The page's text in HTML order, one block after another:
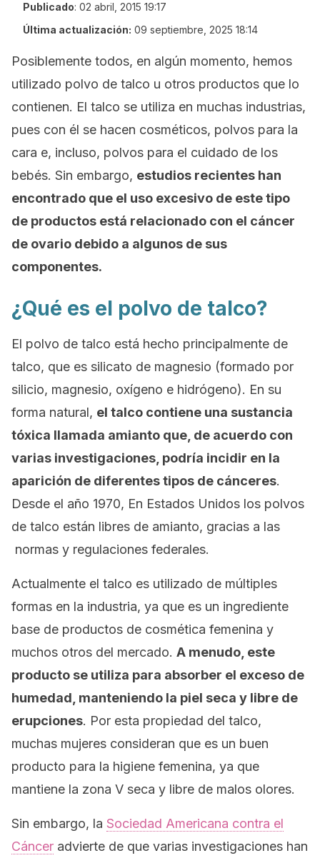
Publicado: 02 abril, 2015 19:17
Última actualización: 09 septiembre, 2025 18:14
Posiblemente todos, en algún momento, hemos
utilizado polvo de talco u otros productos que lo
contienen. El talco se utiliza en muchas industrias,
pues con él se hacen cosméticos, polvos para la
cara e, incluso, polvos para el cuidado de los
bebés. Sin embargo, estudios recientes han
encontrado que el uso excesivo de este tipo
de productos está relacionado con el cáncer
de ovario debido a algunos de sus
componentes.
¿Qué es el polvo de talco?
El polvo de talco está hecho principalmente de
talco, que es silicato de magnesio (formado por
silicio, magnesio, oxígeno e hidrógeno). En su
forma natural, el talco contiene una sustancia
tóxica llamada amianto que, de acuerdo con
varias investigaciones, podría incidir en la
aparición de diferentes tipos de cánceres.
Desde el año 1970, En Estados Unidos los polvos
de talco están libres de amianto, gracias a las
normas y regulaciones federales.
Actualmente el talco es utilizado de múltiples
formas en la industria, ya que es un ingrediente
base de productos de cosmética femenina y
muchos otros del mercado. A menudo, este
producto se utiliza para absorber el exceso de
humedad, manteniendo la piel seca y libre de
erupciones. Por esta propiedad del talco,
muchas mujeres consideran que es un buen
producto para la higiene femenina, ya que
mantiene la zona V seca y libre de malos olores.
Sin embargo, la Sociedad Americana contra el
Cáncer advierte de que varias investigaciones han